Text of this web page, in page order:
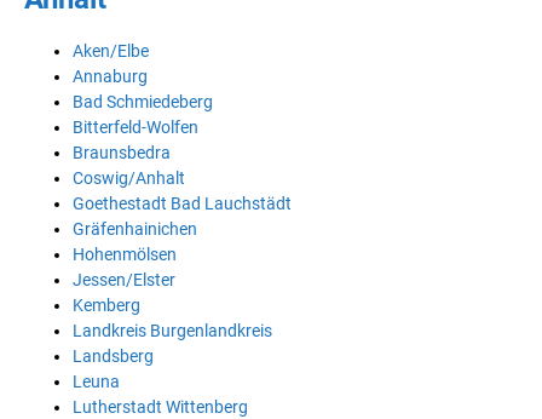
Aken/Elbe
Annaburg
Bad Schmiedeberg
Bitterfeld-Wolfen
Braunsbedra
Coswig/Anhalt
Goethestadt Bad Lauchstädt
Gräfenhainichen
Hohenmölsen
Jessen/Elster
Kemberg
Landkreis Burgenlandkreis
Landsberg
Leuna
Lutherstadt Wittenberg